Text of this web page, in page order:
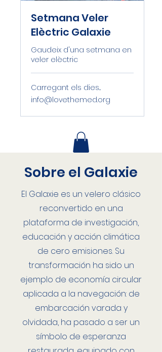
Setmana Veler
Elèctric Galaxie
Gaudeix d'una setmana en
veler elèctric
Carregant els dies...
info@lovethemed.org
info@lovethemed.org
Sobre el Galaxie
El Galaxie es un velero clásico
reconvertido en una
plataforma de investigación,
educación y acción climática
de cero emisiones. Su
transformación ha sido un
ejemplo de economía circular
aplicada a la navegación: de
embarcación varada y
olvidada, ha pasado a ser un
símbolo de esperanza